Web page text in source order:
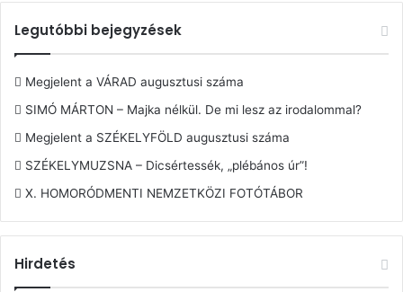
Legutóbbi bejegyzések
Megjelent a VÁRAD augusztusi száma
SIMÓ MÁRTON – Majka nélkül. De mi lesz az irodalommal?
Megjelent a SZÉKELYFÖLD augusztusi száma
SZÉKELYMUZSNA – Dicsértessék, „plébános úr”!
X. HOMORÓDMENTI NEMZETKÖZI FOTÓTÁBOR
Hirdetés